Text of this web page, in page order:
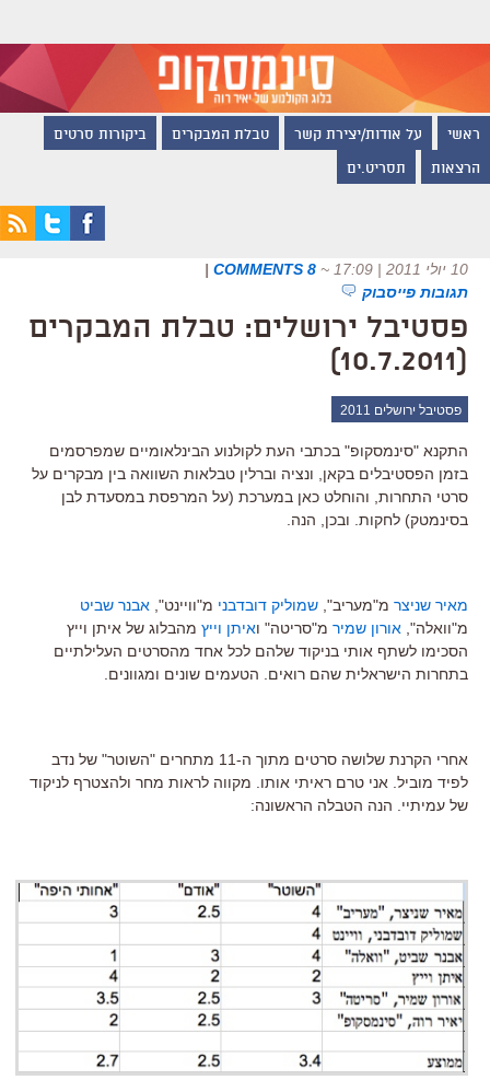
ראשי על אודות/יצירת קשר טבלת המבקרים ביקורות סרטים
הרצאות תסריט.ים
10 יולי 2011 | 17:09 ~
8 COMMENTS
|
תגובות פייסבוק
פסטיבל ירושלים: טבלת המבקרים
(10.7.2011)
פסטיבל ירושלים 2011
התקנא "סינמסקופ" בכתבי העת לקולנוע הבינלאומיים שמפרסמים
בזמן הפסטיבלים בקאן, ונציה וברלין טבלאות השוואה בין מבקרים על
סרטי התחרות, והוחלט כאן במערכת (על המרפסת במסעדת לבן
בסינמטק) לחקות. ובכן, הנה.
מאיר שניצר מ"מעריב", שמוליק דובדבני מ"וויינט", אבנר שביט
מ"וואלה", אורון שמיר מ"סריטה" ואיתן וייץ מהבלוג של איתן וייץ
הסכימו לשתף אותי בניקוד שלהם לכל אחד מהסרטים העלילתיים
בתחרות הישראלית שהם רואים. הטעמים שונים ומגוונים.
אחרי הקרנת שלושה סרטים מתוך ה-11 מתחרים "השוטר" של נדב
לפיד מוביל. אני טרם ראיתי אותו. מקווה לראות מחר ולהצטרף לניקוד
של עמיתיי. הנה הטבלה הראשונה: